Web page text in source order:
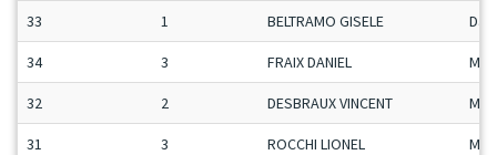
33 1 BELTRAMO GISELE
34 3 FRAIX DANIEL Mas
32 2 DESBRAUX VINCENT
31 3 ROCCHI LIONEL